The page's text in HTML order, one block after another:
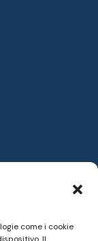
come i cookie